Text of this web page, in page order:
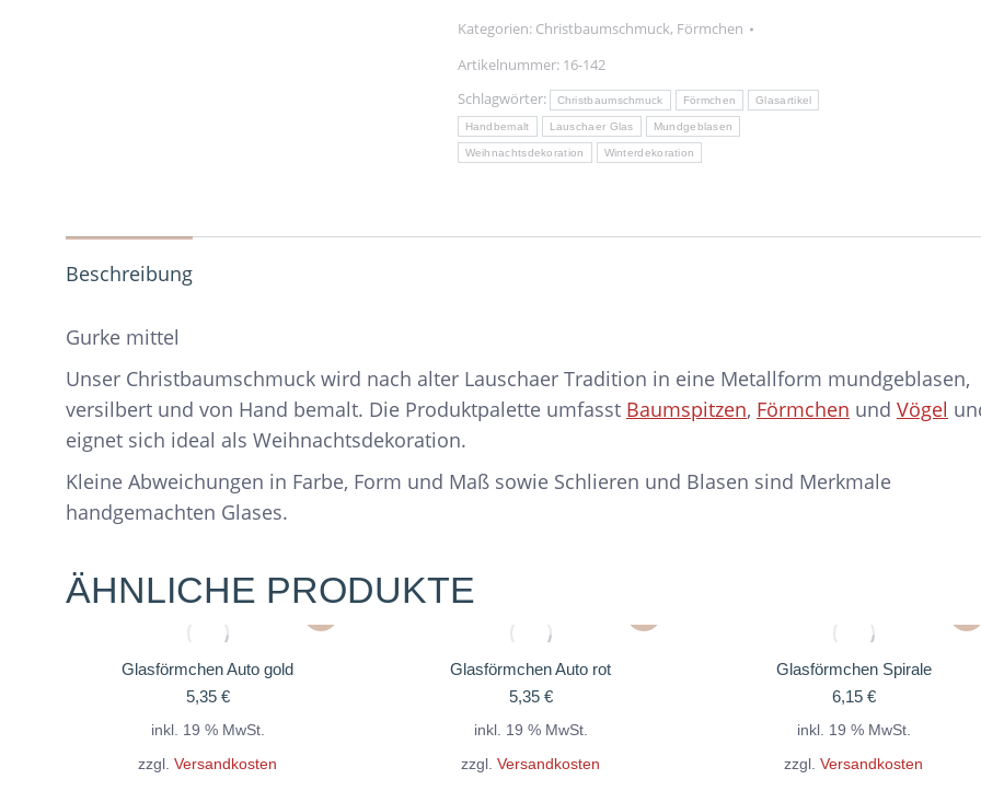
Kategorien: Christbaumschmuck, Förmchen
Artikelnummer: 16-142
Schlagwörter:
Christbaumschmuck Förmchen Glasartikel
Handbemalt Lauschaer Glas Mundgeblasen
Weihnachtsdekoration Winterdekoration
Beschreibung
Gurke mittel
Unser Christbaumschmuck wird nach alter Lauschaer Tradition in eine Metallform mundgeblasen,
versilbert und von Hand bemalt. Die Produktpalette umfasst Baumspitzen, Förmchen und Vögel
eignet sich ideal als Weihnachtsdekoration.
Kleine Abweichungen in Farbe, Form und Maß sowie Schlieren und Blasen sind Merkmale
handgemachten Glases.
ÄHNLICHE PRODUKTE
Glasförmchen Auto gold
5,35 €
inkl. 19 % MwSt.
zzgl. Versandkosten
Glasförmchen Auto rot
5,35 €
inkl. 19 % MwSt.
zzgl. Versandkosten
Glasförmchen Spirale
6,15 €
inkl. 19 % MwSt.
zzgl. Versandkosten